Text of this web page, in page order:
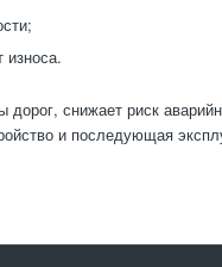
износа.
снижает риск
и последующая